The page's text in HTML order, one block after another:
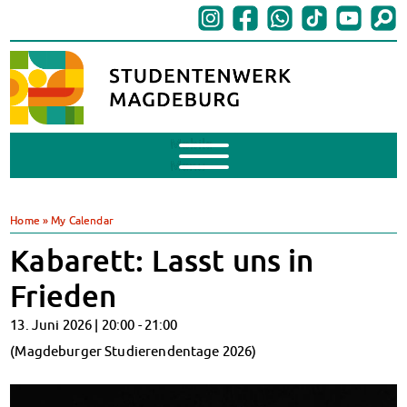
Mobile
Menu
BAföG beantragen
BAföG-FAQs
Dokumente
BAföG-Sprechstunden
Kredite & Stipendien
AnsprechpartnerInnen
Mensen & Cafeterien
Home »My Calendar
Kabarett: Lasst uns in
Frieden
13. Juni 2026 | 20:00 -21:00
(Magdeburger Studierendentage 2026)